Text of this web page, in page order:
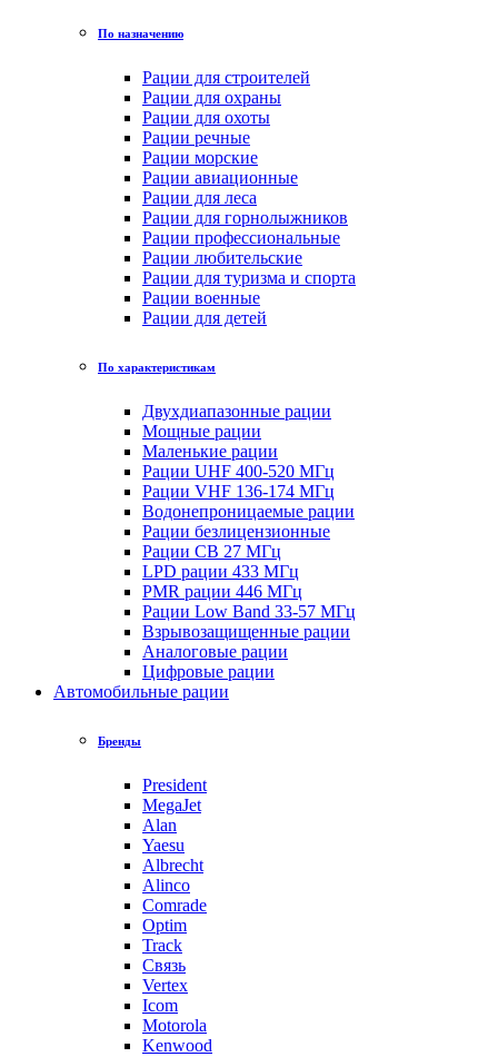
По назначению
Рации для строителей
Рации для охраны
Рации для охоты
Рации речные
Рации морские
Рации авиационные
Рации для леса
Рации для горнолыжников
Рации профессиональные
Рации любительские
Рации для туризма и спорта
Рации военные
Рации для детей
По характеристикам
Двухдиапазонные рации
Мощные рации
Маленькие рации
Рации UHF 400-520 МГц
Рации VHF 136-174 МГц
Водонепроницаемые рации
Рации безлицензионные
Рации CB 27 МГц
LPD рации 433 МГц
PMR рации 446 МГц
Рации Low Band 33-57 МГц
Взрывозащищенные рации
Аналоговые рации
Цифровые рации
Автомобильные рации
Бренды
President
MegaJet
Alan
Yaesu
Albrecht
Alinco
Comrade
Optim
Track
Связь
Vertex
Icom
Motorola
Kenwood